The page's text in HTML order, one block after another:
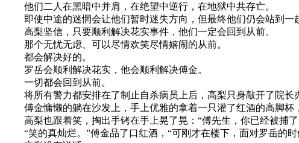
他们二人在黑暗中并肩，在绝望中逆行，在地狱中共存亡。
即使中途的迷惘会让他们暂时迷失方向，但最终他们仍会站到一
高梨坚信，只要顺利解决花实事件，他们一定会回到从前。
那个无忧无虑、可以尽情欢笑尽情嬉闹的从前。
都会解决好的。
罗岳会顺利解决花实，他会顺利解决傅金。
一切都会回到从前。
将所有警力都安排在了制止自杀病员上后，高梨只身敲开了院长
傅金慵懒的躺在沙发上，手上优雅的拿着一只灌了红酒的高脚杯
高梨也跟着笑，掏出手铐在手上晃了晃：“傅先生，你已经被捕了
“笑的真灿烂。”傅金品了口红酒，“可刚才在楼下，面对罗岳的时